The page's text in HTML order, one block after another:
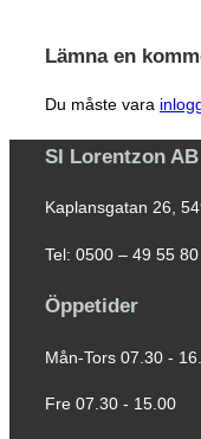
Lämna en
Du måste vara
SI Lorentzon AB
Kaplansgatan 26,
Tel: 0500 – 49 55 80
Öppetider
Mån-Tors 07.30 -
Fre 07.30 - 15.00